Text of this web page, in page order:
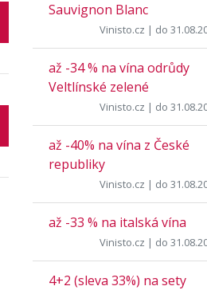
Sauvignon Blanc
Vinisto.cz | do
až -34 % na vína odrůdy
Veltlínské zelené
Vinisto.cz | do
až -40% na vína z České
republiky
Vinisto.cz | do
až -33 % na italská vína
Vinisto.cz | do
4+2 (sleva 33%) na sety